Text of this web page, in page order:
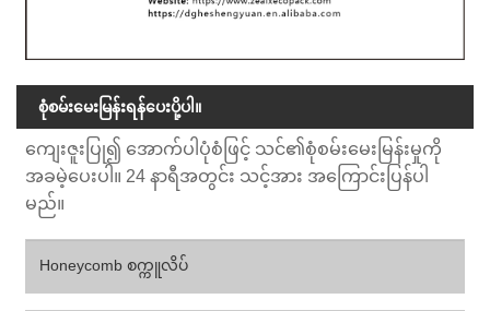
စုံစမ်းမေးမြန်းရန်ပေးပို့ပါ။
ကျေးဇူးပြု၍ အောက်ပါပုံစံဖြင့် သင်၏စုံစမ်းမေးမြန်းမှုကို
အခမဲ့ပေးပါ။ 24 နာရီအတွင်း သင့်အား အကြောင်းပြန်ပါ
မည်။